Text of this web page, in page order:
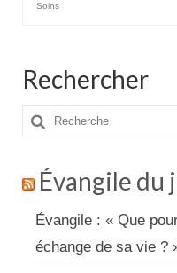
Soins
Rechercher
Rechercher
:
Évangile du
Évangile : « Que
échange de sa vie ?